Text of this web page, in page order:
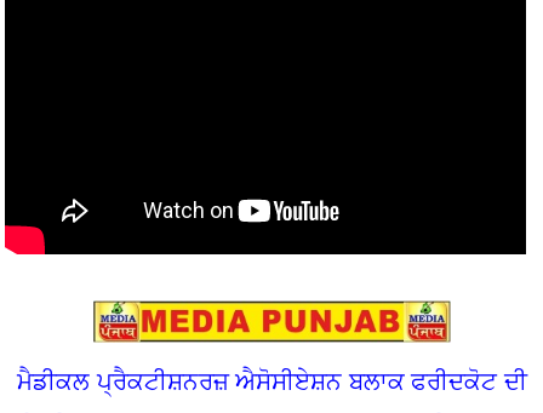
ਮੈਡੀਕਲ ਪ੍ਰੈਕਟੀਸ਼ਨਰਜ਼ ਐਸੋਸੀਏਸ਼ਨ ਬਲਾਕ ਫਰੀਦਕੋਟ ਦੀ